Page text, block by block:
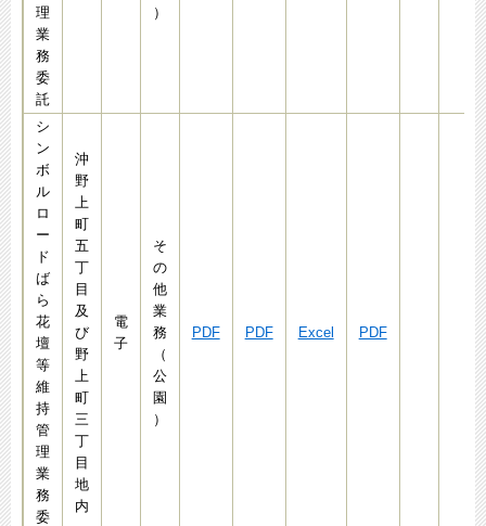
理
業
務
委
託
）
シ
ン
ボ
ル
ロ
ー
ド
ば
ら
花
壇
等
維
持
管
理
業
務
委
沖
野
上
町
五
丁
目
及
び
野
上
町
三
丁
目
地
内
電
子
そ
の
他
業
務
（
公
園
）
PDF PDF Excel PDF